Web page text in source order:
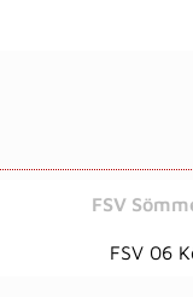
FSV
FSV 06